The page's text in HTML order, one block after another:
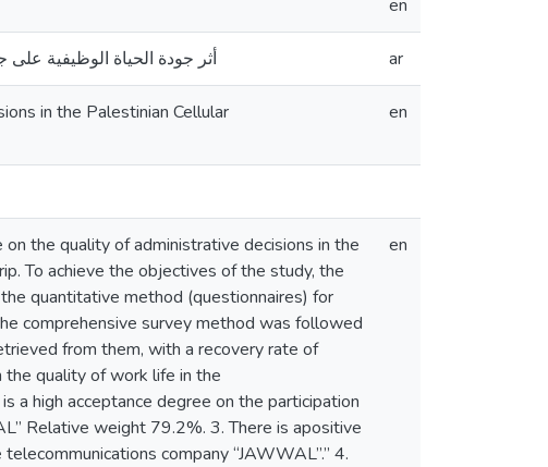
en
أثر جودة الحياة الوظيفية ar
in the Palestinian Cellular
en
the quality of administrative decisions in the
To achieve the objectives of the study, the
quantitative method (questionnaires) for
comprehensive survey method was followed
from them, with a recovery rate of
the quality of work life in the
a high acceptance degree on the participation
Relative weight 79.2%. 3. There is apositive
company “JAWWAL”.” 4.
en